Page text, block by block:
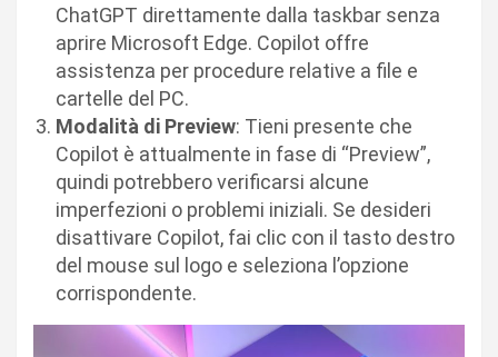
ChatGPT direttamente dalla taskbar senza
aprire Microsoft Edge. Copilot offre
assistenza per procedure relative a file e
cartelle del PC.
Modalità di Preview: Tieni presente che
Copilot è attualmente in fase di “Preview”,
quindi potrebbero verificarsi alcune
imperfezioni o problemi iniziali. Se desideri
disattivare Copilot, fai clic con il tasto destro
del mouse sul logo e seleziona l’opzione
corrispondente.